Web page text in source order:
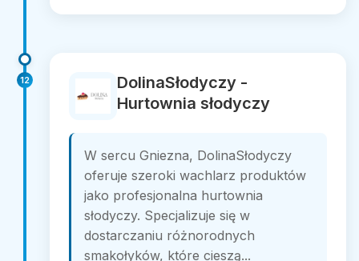
12
DolinaSłodyczy -
Hurtownia słodyczy
W sercu Gniezna, DolinaSłodyczy
oferuje szeroki wachlarz produktów
jako profesjonalna hurtownia
słodyczy. Specjalizuje się w
dostarczaniu różnorodnych
smakołyków, które cieszą...